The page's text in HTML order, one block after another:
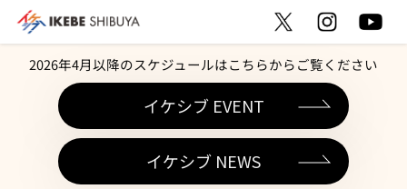
2026年4月以降のスケジュールはこちらからご覧ください
イケシブ EVENT
イケシブ NEWS